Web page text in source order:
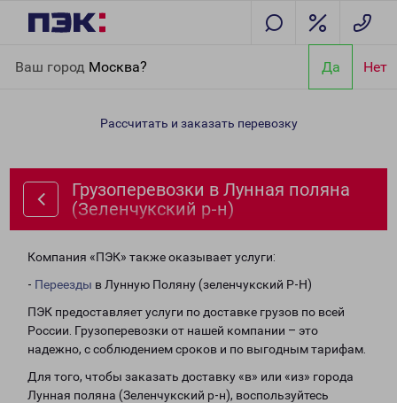
Ваш город Москва? Да Нет
(Зеленчукский р-н)
Рассчитать и заказать перевозку
Грузоперевозки в Лунная поляна
(Зеленчукский р-н)
Компания «ПЭК» также оказывает услуги:
- Переезды в Лунную Поляну (зеленчукский Р-Н)
ПЭК предоставляет услуги по доставке грузов по всей
России. Грузоперевозки от нашей компании – это
надежно, с соблюдением сроков и по выгодным тарифам.
Для того, чтобы заказать доставку «в» или «из» города
Лунная поляна (Зеленчукский р-н), воспользуйтесь